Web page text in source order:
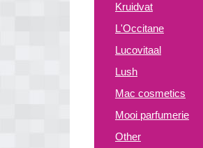
Kruidvat
L'Occitane
Lucovitaal
Lush
Mac cosmetics
Mooi parfumerie
Other